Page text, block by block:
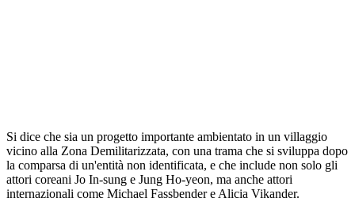
Si dice che sia un progetto importante ambientato in un villaggio
vicino alla Zona Demilitarizzata, con una trama che si sviluppa dopo
la comparsa di un'entità non identificata, e che include non solo gli
attori coreani Jo In-sung e Jung Ho-yeon, ma anche attori
internazionali come Michael Fassbender e Alicia Vikander.